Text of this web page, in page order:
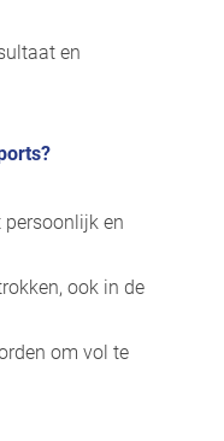
en
persoonlijk en
ook in de
om vol te